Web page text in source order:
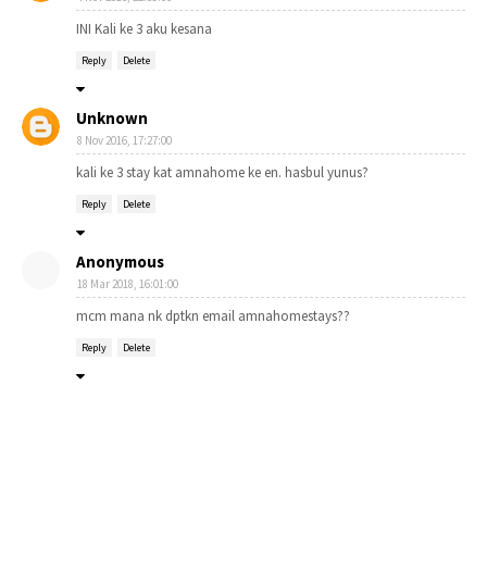
INI Kali ke 3 aku kesana
Reply Delete
Unknown
8 Nov 2016, 17:27:00
kali ke 3 stay kat amnahome ke en. hasbul yunus?
Reply Delete
Anonymous
18 Mar 2018, 16:01:00
mcm mana nk dptkn email amnahomestays??
Reply Delete